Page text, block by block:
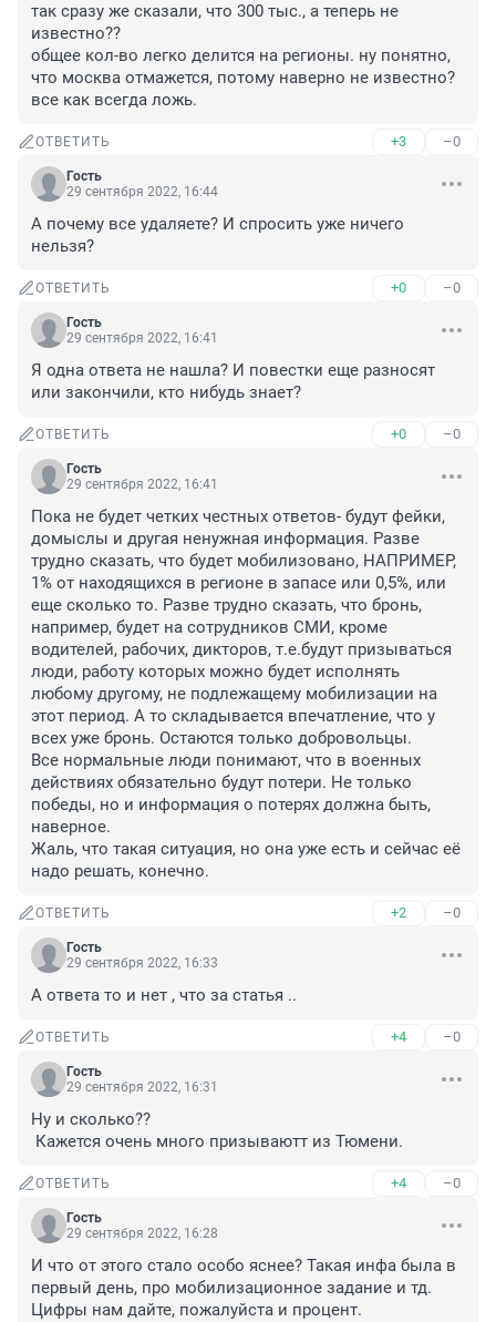
так сразу же сказали, что 300 тыс., а теперь не
известно??
общее кол-во легко делится на регионы. ну понятно,
что москва отмажется, потому наверно не известно?
все как всегда ложь.
ОТВЕТИТЬ +3 –0
Гость
29 сентября 2022, 16:44
А почему все удаляете? И спросить уже ничего
нельзя?
ОТВЕТИТЬ +0 –0
Гость
29 сентября 2022, 16:41
Я одна ответа не нашла? И повестки еще разносят
или закончили, кто нибудь знает?
ОТВЕТИТЬ +0 –0
Гость
29 сентября 2022, 16:41
Пока не будет четких честных ответов- будут фейки,
домыслы и другая ненужная информация. Разве
трудно сказать, что будет мобилизовано, НАПРИМЕР,
1% от находящихся в регионе в запасе или 0,5%, или
еще сколько то. Разве трудно сказать, что бронь,
например, будет на сотрудников СМИ, кроме
водителей, рабочих, дикторов, т.е.будут призываться
люди, работу которых можно будет исполнять
любому другому, не подлежащему мобилизации на
этот период. А то складывается впечатление, что у
всех уже бронь. Остаются только добровольцы.
Все нормальные люди понимают, что в военных
действиях обязательно будут потери. Не только
победы, но и информация о потерях должна быть,
наверное.
Жаль, что такая ситуация, но она уже есть и сейчас её
надо решать, конечно.
ОТВЕТИТЬ +2 –0
Гость
29 сентября 2022, 16:33
А ответа то и нет , что за статья ..
ОТВЕТИТЬ +4 –0
Гость
29 сентября 2022, 16:31
Ну и сколько??
Кажется очень много призываютт из Тюмени.
ОТВЕТИТЬ +4 –0
Гость
29 сентября 2022, 16:28
И что от этого стало особо яснее? Такая инфа была в
первый день, про мобилизационное задание и тд.
Цифры нам дайте, пожалуйста и процент.